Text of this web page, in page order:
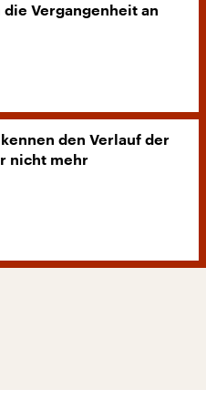
die Vergangenheit an
den Verlauf der
nicht mehr